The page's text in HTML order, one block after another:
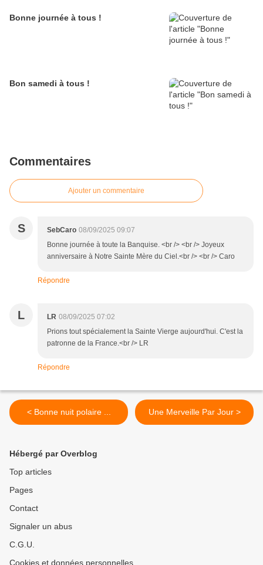
Bonne journée à tous !
Bon samedi à tous !
Commentaires
Ajouter un commentaire
S SebCaro 08/09/2025 09:07
Bonne journée à toute la Banquise. <br /> <br /> Joyeux
anniversaire à Notre Sainte Mère du Ciel.<br /> <br /> Caro
Répondre
L LR 08/09/2025 07:02
Prions tout spécialement la Sainte Vierge aujourd'hui. C'est la
patronne de la France.<br /> LR
Répondre
< Bonne nuit polaire ... Une Merveille Par Jour >
Hébergé par Overblog
Top articles
Pages
Contact
Signaler un abus
C.G.U.
Cookies et données personnelles